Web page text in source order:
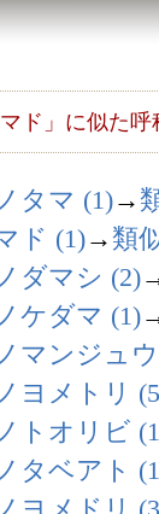
ド」に似た呼
タマ (1)→
ド (1)→ 類
ダマシ (2)
ケダマ (1)
マンジュ
ヨメトリ
トオリビ
タベアト